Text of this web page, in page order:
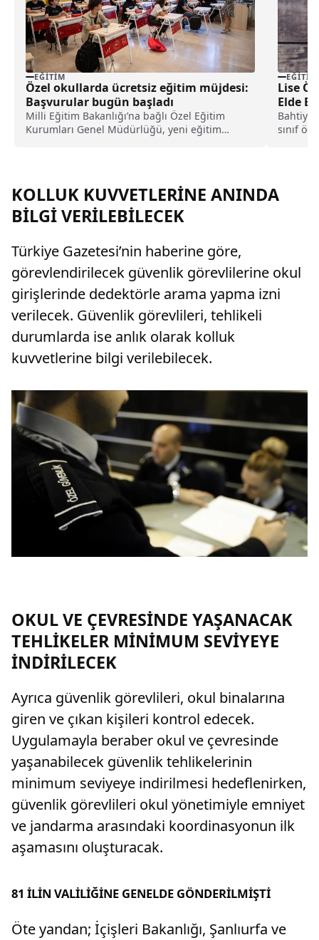
EĞITIM
Özel okullarda ücretsiz eğitim müjdesi:
Başvurular bugün başladı
Milli Eğitim Bakanlığı’na bağlı Özel Eğitim
Kurumları Genel Müdürlüğü, yeni eğitim
EĞITIM
Lise
Elde
sınıf
KOLLUK KUVVETLERİNE ANINDA
BİLGİ VERİLEBİLECEK
Türkiye Gazetesi’nin haberine göre,
görevlendirilecek güvenlik görevlilerine okul
girişlerinde dedektörle arama yapma izni
verilecek. Güvenlik görevlileri, tehlikeli
durumlarda ise anlık olarak kolluk
kuvvetlerine bilgi verilebilecek.
OKUL VE ÇEVRESİNDE YAŞANACAK
TEHLİKELER MİNİMUM SEVİYEYE
İNDİRİLECEK
Ayrıca güvenlik görevlileri, okul binalarına
giren ve çıkan kişileri kontrol edecek.
Uygulamayla beraber okul ve çevresinde
yaşanabilecek güvenlik tehlikelerinin
minimum seviyeye indirilmesi hedeflenirken,
güvenlik görevlileri okul yönetimiyle emniyet
ve jandarma arasındaki koordinasyonun ilk
aşamasını oluşturacak.
81 İLİN VALİLİĞİNE GENELDE GÖNDERİLMİŞTİ
Öte yandan; İçişleri Bakanlığı, Şanlıurfa ve